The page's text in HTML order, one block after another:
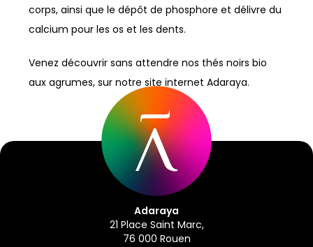
corps, ainsi que le dépôt de phosphore et délivre du
calcium pour les os et les dents.
Venez découvrir sans attendre nos thés noirs bio
aux agrumes, sur notre site internet Adaraya.
Adaraya
21 Place Saint Marc,
76 000 Rouen